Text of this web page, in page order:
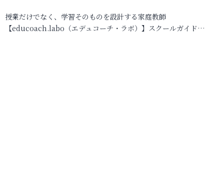
授業だけでなく、学習そのものを設計する家庭教師
【educoach.labo（エデュコーチ・ラボ）】スクールガイド…